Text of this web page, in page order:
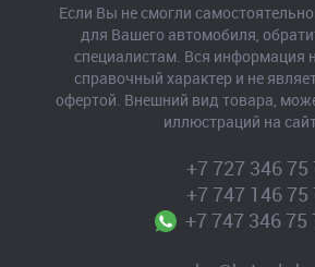
+7 727 346 75
+7 747 146 75
+7 747 346 75
Если Вы не смогли
для Вашего автомобиля,
специалистам. Вся информация
справочный характер и не
офертой. Внешний вид товара,
иллюстраций на